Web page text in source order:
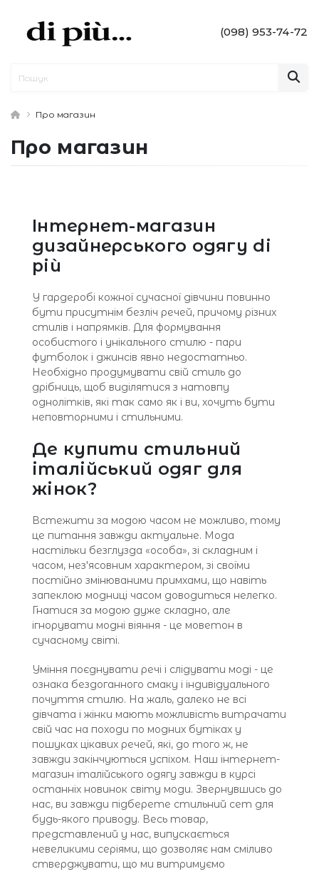
(098) 953-74-72
Про магазин
Про магазин
Інтернет-магазин
дизайнерського одягу di
più
У гардеробі кожної сучасної дівчини повинно
бути присутнім безліч речей, причому різних
стилів і напрямків. Для формування
особистого і унікального стилю - пари
футболок і джинсів явно недостатньо.
Необхідно продумувати свій стиль до
дрібниць, щоб виділятися з натовпу
однолітків, які так само як і ви, хочуть бути
неповторними і стильними.
Де купити стильний
італійський одяг для
жінок?
Встежити за модою часом не можливо, тому
це питання завжди актуальне. Мода
настільки безглузда «особа», зі складним і
часом, нез'ясовним характером, зі своїми
постійно змінюваними примхами, що навіть
запеклою модниці часом доводиться нелегко.
Гнатися за модою дуже складно, але
ігнорувати модні віяння - це моветон в
сучасному світі.
Уміння поєднувати речі і слідувати моді - це
ознака бездоганного смаку і індивідуального
почуття стилю. На жаль, далеко не всі
дівчата і жінки мають можливість витрачати
свій час на походи по модних бутіках у
пошуках цікавих речей, які, до того ж, не
завжди закінчуються успіхом. Наш інтернет-
магазин італійського одягу завжди в курсі
останніх новинок світу моди. Звернувшись до
нас, ви завжди підберете стильний сет для
будь-якого приводу. Весь товар,
представлений у нас, випускається
невеликими серіями, що дозволяє нам сміливо
стверджувати, що ми витримуємо